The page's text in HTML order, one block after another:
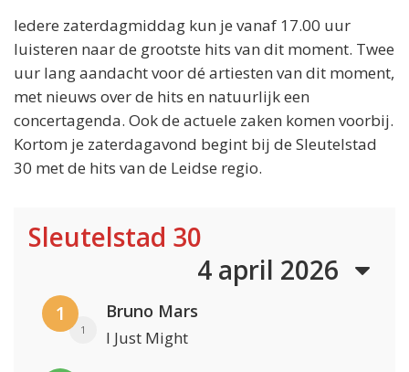
Iedere zaterdagmiddag kun je vanaf 17.00 uur
luisteren naar de grootste hits van dit moment. Twee
uur lang aandacht voor dé artiesten van dit moment,
met nieuws over de hits en natuurlijk een
concertagenda. Ook de actuele zaken komen voorbij.
Kortom je zaterdagavond begint bij de Sleutelstad
30 met de hits van de Leidse regio.
Sleutelstad 30
4 april 2026
1
1
Bruno Mars
I Just Might